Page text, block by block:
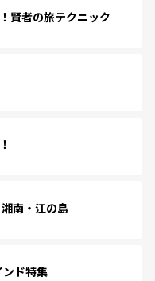
賢者の旅テクニック
南・江の島
ド特集